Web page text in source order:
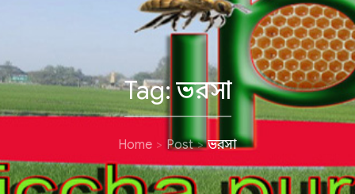
Tag:ভরসা
Home Post ভরসা